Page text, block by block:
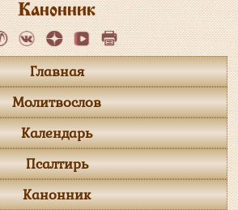
Канонник
Главная
Молитвослов
Календарь
Псалтирь
Канонник